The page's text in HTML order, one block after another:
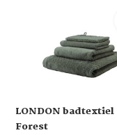
LONDON badtextiel
Forest